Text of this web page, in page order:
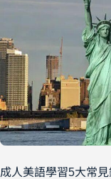
成人美語學習5大常見